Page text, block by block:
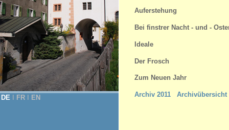
DE FR EN
Auferstehung
Bei finstrer Nacht - und -
Ideale
Der Frosch
Zum Neuen Jahr
Archiv 2011 Archivübersicht